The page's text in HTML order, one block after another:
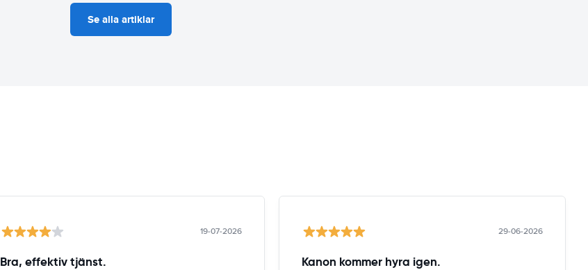
Se alla artiklar
19-07-2026
Bra, effektiv tjänst.
29-06-2026
Kanon kommer hyra igen.